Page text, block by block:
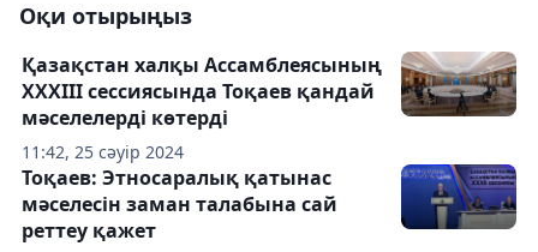
Оқи отырыңыз
11:42, 25 сәуір 2024
Қазақстан халқы Ассамблеясының
ХХХІІІ сессиясында Тоқаев қандай
мәселелерді көтерді
Тоқаев: Этносаралық қатынас
мәселесін заман талабына сай
реттеу қажет